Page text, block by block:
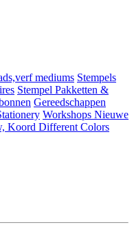
mediums Stempels
Stempel Pakketten &
Gereedschappen
Workshops Nieuwe
Koord Different Colors